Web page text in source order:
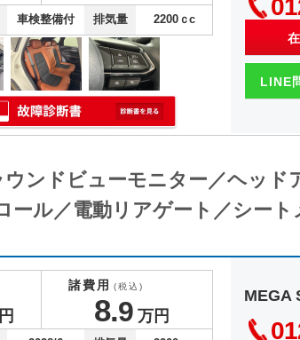
車検整備付 排気量 2200 ｃc
LINE
ドビューモニター／ヘッド
ル／電動リアゲート／シー
諸費用 (税込)
8.9 万円
MEGA